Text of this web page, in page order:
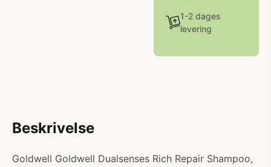
1-2 dages
levering
Beskrivelse
Goldwell Goldwell Dualsenses Rich Repair Shampoo,